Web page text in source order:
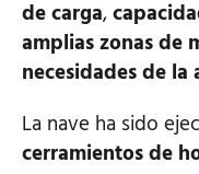
de carga,
amplias zonas de
necesidades de
La nave ha sido
cerramientos de